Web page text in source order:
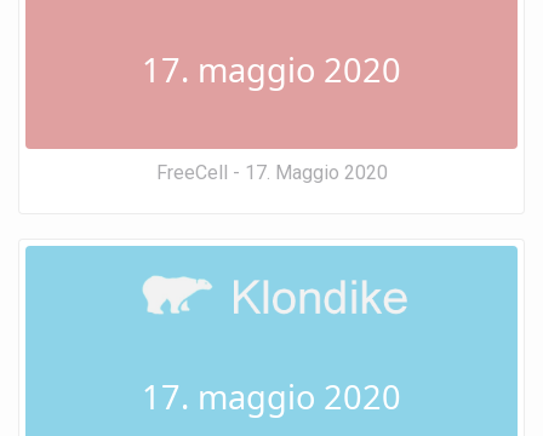
17. maggio 2020
FreeCell - 17. Maggio 2020
17. maggio 2020